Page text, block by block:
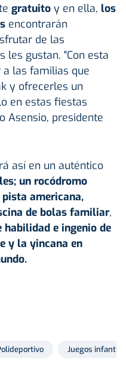
gratuito y en ella, los
encontrarán
de las
les gustan. "Con esta
las familias que
y ofrecerles un
en estas fiestas
Asensio, presidente
así en un auténtico
un rocódromo
americana,
de bolas familiar,
habilidad e ingenio de
y la yincana en
Juegos